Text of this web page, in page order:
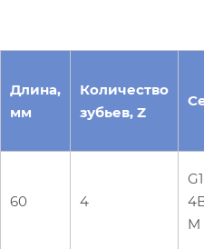
Длина,
мм
Количество
зубьев, Z
60 4
M